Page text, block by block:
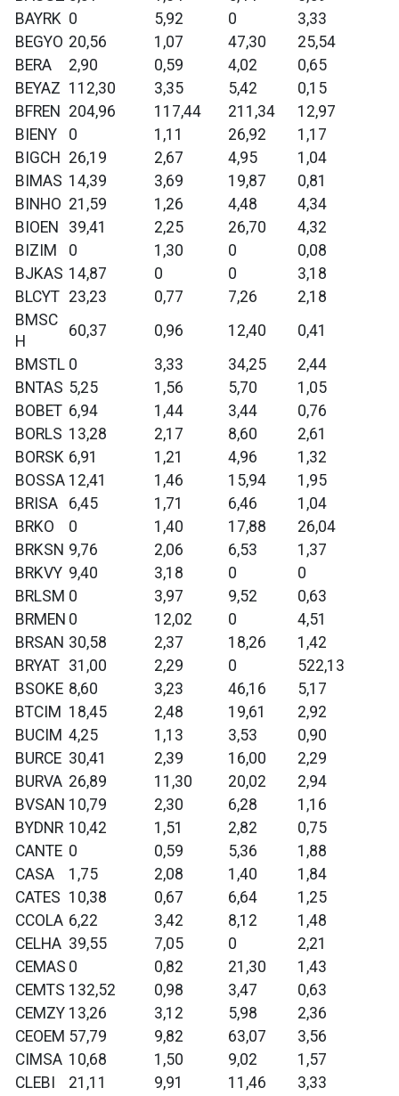
BAYRK 0 5,92 0
3,33
BEGYO 20,56 1,07 47,30
25,54
BERA
2,90 0,59 4,02
0,65
BEYAZ 112,30 3,35 5,42
0,15
BFREN
204,96 117,44 211,34
12,97
BIENY
0 1,11 26,92
1,17
BIGCH
26,19 2,67 4,95
1,04
BIMAS 14,39 3,69 19,87
0,81
BINHO 21,59 1,26 4,48
4,34
BIOEN
39,41 2,25 26,70
4,32
BIZIM
0 1,30 0
0,08
BJKAS 14,87 0 0
3,18
BLCYT 23,23 0,77 7,26
2,18
BMSC
H
60,37 0,96 12,40
0,41
BMSTL 0 3,33 34,25
2,44
BNTAS 5,25 1,56 5,70
1,05
BOBET 6,94 1,44 3,44
0,76
BORLS 13,28 2,17 8,60
2,61
BORSK 6,91 1,21 4,96
1,32
BOSSA 12,41 1,46 15,94
1,95
BRISA
6,45 1,71 6,46
1,04
BRKO
0 1,40 17,88
26,04
BRKSN 9,76 2,06 6,53
1,37
BRKVY 9,40 3,18 0
0
BRLSM 0 3,97 9,52
0,63
BRMEN 0 12,02 0
4,51
BRSAN 30,58 2,37 18,26
1,42
BRYAT 31,00 2,29 0
522,13
BSOKE 8,60 3,23 46,16
5,17
BTCIM 18,45 2,48 19,61
2,92
BUCIM 4,25 1,13 3,53
0,90
BURCE 30,41 2,39 16,00
2,29
BURVA 26,89 11,30 20,02
2,94
BVSAN 10,79 2,30 6,28
1,16
BYDNR 10,42 1,51 2,82
0,75
CANTE 0 0,59 5,36
1,88
CASA
1,75 2,08 1,40
1,84
CATES 10,38 0,67 6,64
1,25
CCOLA 6,22 3,42 8,12
1,48
CELHA 39,55 7,05 0
2,21
CEMAS 0 0,82 21,30
1,43
CEMTS 132,52 0,98 3,47
0,63
CEMZY 13,26 3,12 5,98
2,36
CEOEM 57,79 9,82 63,07
3,56
CIMSA 10,68 1,50 9,02
1,57
CLEBI
21,11 9,91 11,46
3,33